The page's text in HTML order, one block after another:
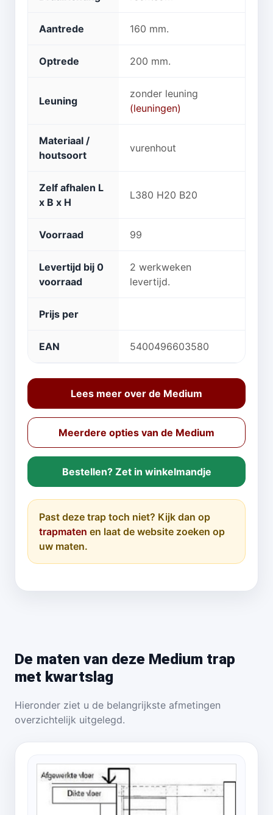
Aantrede 160 mm.
Optrede 200 mm.
Leuning
zonder leuning
(leuningen)
Materiaal /
houtsoort
vurenhout
Zelf afhalen L
x B x H
L380 H20 B20
Voorraad 99
Levertijd bij 0
voorraad
2 werkweken
levertijd.
Prijs per
EAN 5400496603580
Lees meer over de Medium
Meerdere opties van de Medium
Bestellen? Zet in winkelmandje
Past deze trap toch niet? Kijk dan op
trapmaten en laat de website zoeken op
uw maten.
De maten van deze Medium trap
met kwartslag
Hieronder ziet u de belangrijkste afmetingen
overzichtelijk uitgelegd.